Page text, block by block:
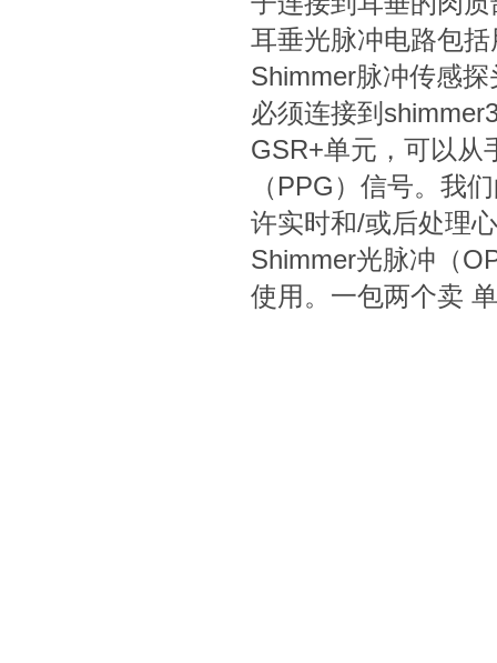
耳垂光脉冲电路包
Shimmer脉冲传感
必须连接到
GSR+单元，可以从
（PPG）信号。我
许实时和/或后处理
Shimmer光脉冲（
使用。一包两个卖